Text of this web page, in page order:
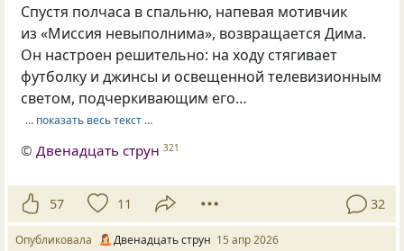
Спустя полчаса в спальню, напевая мотивчик
из «Миссия невыполнима», возвращается Дима.
Он настроен решительно: на ходу стягивает
футболку и джинсы и освещенной телевизионным
светом, подчеркивающим его…
… показать весь текст …
© Двенадцать струн 321
57 11 32
Опубликовала Двенадцать струн 15 апр 2026